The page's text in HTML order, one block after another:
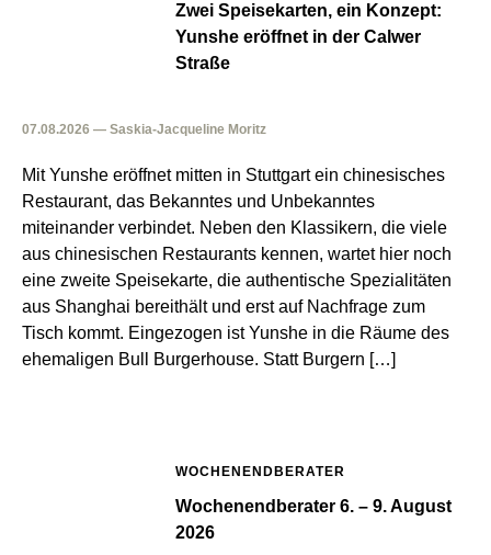
Zwei Speisekarten, ein Konzept:
Yunshe eröffnet in der Calwer
Straße
07.08.2026 — Saskia-Jacqueline Moritz
Mit Yunshe eröffnet mitten in Stuttgart ein chinesisches
Restaurant, das Bekanntes und Unbekanntes
miteinander verbindet. Neben den Klassikern, die viele
aus chinesischen Restaurants kennen, wartet hier noch
eine zweite Speisekarte, die authentische Spezialitäten
aus Shanghai bereithält und erst auf Nachfrage zum
Tisch kommt. Eingezogen ist Yunshe in die Räume des
ehemaligen Bull Burgerhouse. Statt Burgern […]
WOCHENENDBERATER
Wochenendberater 6. – 9. August
2026